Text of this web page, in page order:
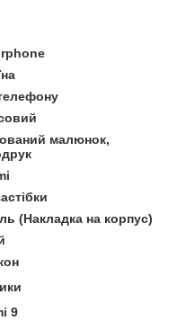
малюнок,
(Накладка на корпус)
9